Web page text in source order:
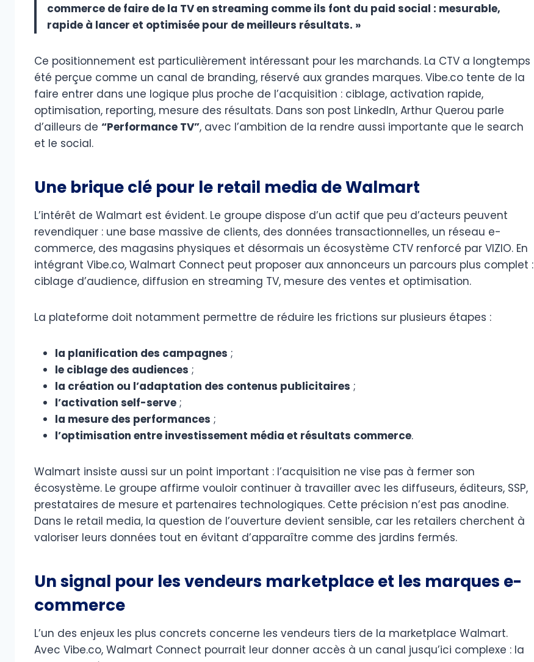
commerce de faire de la TV en streaming comme ils font du paid social : mesurable,
rapide à lancer et optimisée pour de meilleurs résultats. »
Ce positionnement est particulièrement intéressant pour les marchands. La CTV a longtemps
été perçue comme un canal de branding, réservé aux grandes marques. Vibe.co tente de la
faire entrer dans une logique plus proche de l’acquisition : ciblage, activation rapide,
optimisation, reporting, mesure des résultats. Dans son post LinkedIn, Arthur Querou parle
d’ailleurs de “Performance TV”, avec l’ambition de la rendre aussi importante que le search
et le social.
Une brique clé pour le retail media de Walmart
L’intérêt de Walmart est évident. Le groupe dispose d’un actif que peu d’acteurs peuvent
revendiquer : une base massive de clients, des données transactionnelles, un réseau e-
commerce, des magasins physiques et désormais un écosystème CTV renforcé par VIZIO. En
intégrant Vibe.co, Walmart Connect peut proposer aux annonceurs un parcours plus complet :
ciblage d’audience, diffusion en streaming TV, mesure des ventes et optimisation.
La plateforme doit notamment permettre de réduire les frictions sur plusieurs étapes :
la planification des campagnes ;
le ciblage des audiences ;
la création ou l’adaptation des contenus publicitaires ;
l’activation self-serve ;
la mesure des performances ;
l’optimisation entre investissement média et résultats commerce.
Walmart insiste aussi sur un point important : l’acquisition ne vise pas à fermer son
écosystème. Le groupe affirme vouloir continuer à travailler avec les diffuseurs, éditeurs, SSP,
prestataires de mesure et partenaires technologiques. Cette précision n’est pas anodine.
Dans le retail media, la question de l’ouverture devient sensible, car les retailers cherchent à
valoriser leurs données tout en évitant d’apparaître comme des jardins fermés.
Un signal pour les vendeurs marketplace et les marques e-
commerce
L’un des enjeux les plus concrets concerne les vendeurs tiers de la marketplace Walmart.
Avec Vibe.co, Walmart Connect pourrait leur donner accès à un canal jusqu’ici complexe : la